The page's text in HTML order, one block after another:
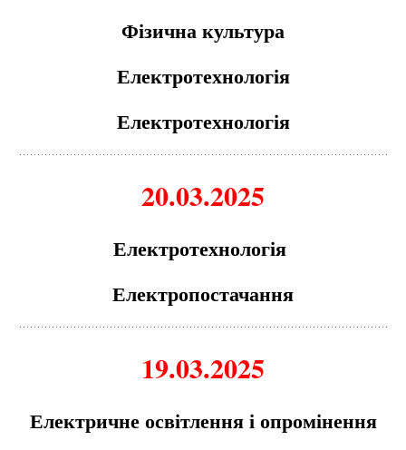
Фізична культура
Електротехнологія
Електротехнологія
20.03.2025
Електротехнологія
Електропостачання
19.03.2025
Електричне освітлення і опромінення